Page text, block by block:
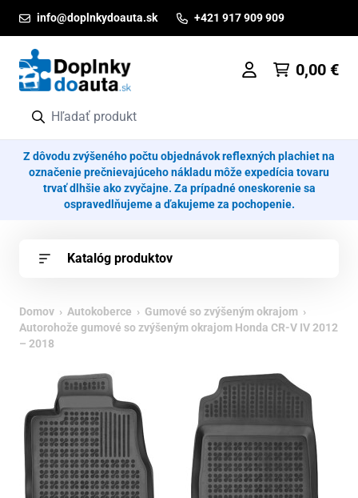
info@doplnkydoauta.sk +421 917 909 909
0,00 €
Z dôvodu zvýšeného počtu objednávok reflexných plachiet na
označenie prečnievajúceho nákladu môže expedícia tovaru
trvať dlhšie ako zvyčajne. Za prípadné oneskorenie sa
ospravedlňujeme a ďakujeme za pochopenie.
Katalóg produktov
Domov › Autokoberce › Gumové so zvýšeným okrajom ›
Autorohože gumové so zvýšeným okrajom Honda CR-V IV 2012
– 2018